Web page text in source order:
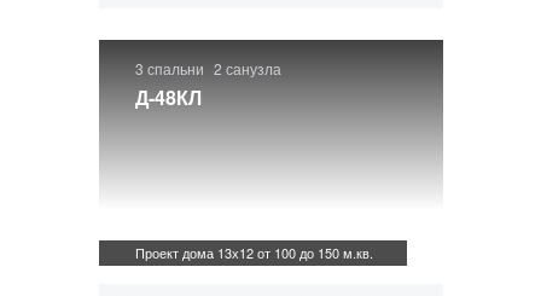
3 спальни 2 санузла
Д-48КЛ
Проект дома 13х12 от 100 до 150 м.кв.